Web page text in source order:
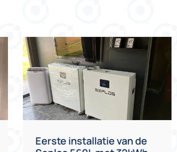
Eerste installatie van de